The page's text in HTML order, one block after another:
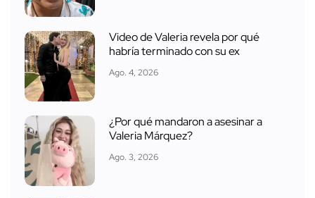
Video de Valeria revela por qué
habría terminado con su ex
Ago. 4, 2026
¿Por qué mandaron a asesinar a
Valeria Márquez?
Ago. 3, 2026